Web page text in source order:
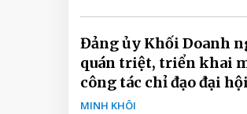
Đảng ủy Khối Doanh
quán triệt, triển khai
công tác chỉ đạo đại
MINH KHÔI